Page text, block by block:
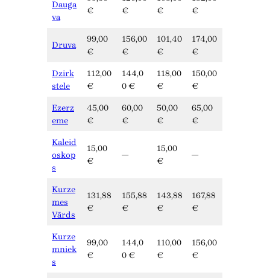
Dauga
va
€
€
€
€
Druva
99,00
€
156,00
€
101,40
€
174,00
€
Dzirk
stele
112,00
€
144,0
0 €
118,00
€
150,00
€
Ezerz
eme
45,00
€
60,00
€
50,00
€
65,00
€
Kaleid
oskop
s
15,00
€
—
15,00
€
—
Kurze
mes
Vārds
131,88
€
155,88
€
143,88
€
167,88
€
Kurze
mniek
s
99,00
€
144,0
0 €
110,00
€
156,00
€